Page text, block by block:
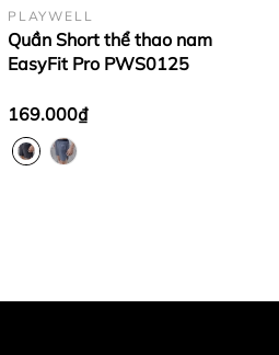
PLAYWELL
Quần Short thể thao nam
EasyFit Pro PWS0125
169.000₫